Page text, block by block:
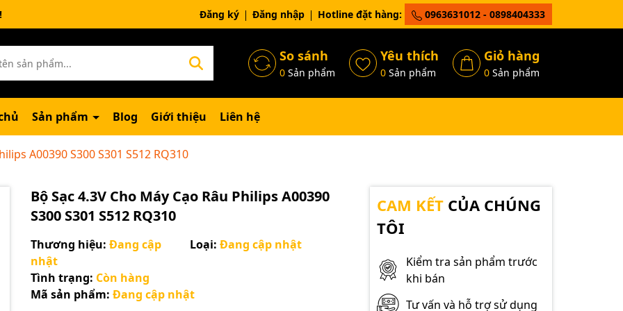
chờ đợi bạn Đăng ký Đăng nhập Hotline đặt hàng: 0963631012 - 0898404333
So sánh
0Sản phẩm
Yêu thích
0Sản phẩm
Giỏ hàng
0Sản phẩm
Sản phẩm Blog Giới thiệu Liên hệ
A00390 S300 S301 S512 RQ310
Bộ Sạc 4.3V Cho Máy Cạo Râu Philips A00390
S300 S301 S512 RQ310
Thương hiệu: Đang cập
nhật
Loại: Đang cập nhật
Tình trạng: Còn hàng
Mã sản phẩm: Đang cập nhật
CAM KẾTCỦA CHÚNG
TÔI
Kiểm tra sản phẩm trước
khi bán
Tư vấn và hỗ trợ sử dụng